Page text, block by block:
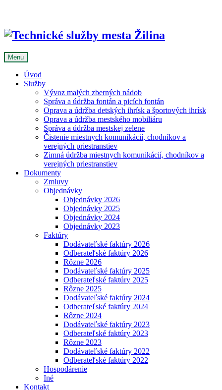
Menu
Úvod
Služby
Vývoz malých zberných nádob
Správa a údržba fontán a picích fontán
Oprava a údržba detských ihrísk a športových ihrísk
Oprava a údržba mestského mobiliáru
Správa a údržba mestskej zelene
Čistenie miestnych komunikácií, chodníkov a
verejných priestranstiev
Zimná údržba miestnych komunikácií, chodníkov a
verejných priestranstiev
Dokumenty
Zmluvy
Objednávky
Objednávky 2026
Objednávky 2025
Objednávky 2024
Objednávky 2023
Faktúry
Dodávateľské faktúry 2026
Odberateľské faktúry 2026
Rôzne 2026
Dodávateľské faktúry 2025
Odberateľské faktúry 2025
Rôzne 2025
Dodávateľské faktúry 2024
Odberateľské faktúry 2024
Rôzne 2024
Dodávateľské faktúry 2023
Odberateľské faktúry 2023
Rôzne 2023
Dodávateľské faktúry 2022
Odberateľské faktúry 2022
Hospodárenie
Iné
Kontakt